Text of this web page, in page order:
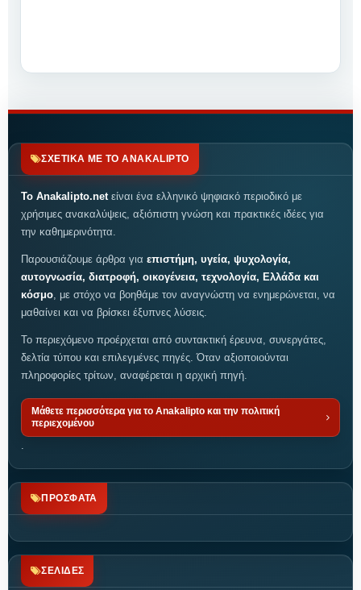
ΣΧΕΤΙΚΑ ΜΕ ΤΟ ANAKALIPTO
Το Anakalipto.netείναι ένα ελληνικό ψηφιακό περιοδικό με
χρήσιμες ανακαλύψεις, αξιόπιστη γνώση και πρακτικές ιδέες για
την καθημερινότητα.
Παρουσιάζουμε άρθρα για επιστήμη, υγεία, ψυχολογία,
αυτογνωσία, διατροφή, οικογένεια, τεχνολογία, Ελλάδα και
κόσμο, με στόχο να βοηθάμε τον αναγνώστη να ενημερώνεται, να
μαθαίνει και να βρίσκει έξυπνες λύσεις.
Το περιεχόμενο προέρχεται από συντακτική έρευνα, συνεργάτες,
δελτία τύπου και επιλεγμένες πηγές. Όταν αξιοποιούνται
πληροφορίες τρίτων, αναφέρεται η αρχική πηγή.
Μάθετε περισσότερα για το Anakalipto και την πολιτική
περιεχομένου
.
ΠΡΟΣΦΑΤΑ
ΣΕΛΙΔΕΣ